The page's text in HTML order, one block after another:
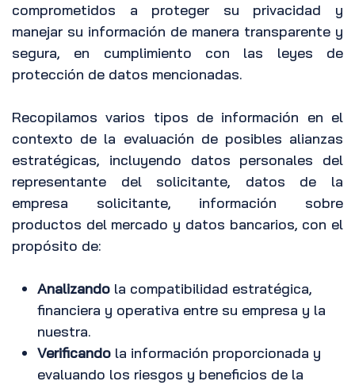
comprometidos a proteger su privacidad y
manejar su información de manera transparente y
segura, en cumplimiento con las leyes de
protección de datos mencionadas.
Recopilamos varios tipos de información en el
contexto de la evaluación de posibles alianzas
estratégicas, incluyendo datos personales del
representante del solicitante, datos de la
empresa solicitante, información sobre
productos del mercado y datos bancarios, con el
propósito de:
Analizando la compatibilidad estratégica,
financiera y operativa entre su empresa y la
nuestra.
Verificando la información proporcionada y
evaluando los riesgos y beneficios de la